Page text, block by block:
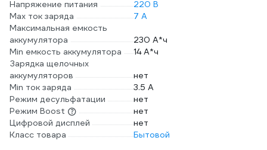
Напряжение питания
220 В
Max ток заряда
7 А
Максимальная емкость
аккумулятора
230 А*ч
Min емкость аккумулятора
14 А*ч
Зарядка щелочных
аккумуляторов
нет
Min ток заряда
3.5 А
Режим десульфатации
нет
Режим Boost
нет
Цифровой дисплей
нет
Класс товара
Бытовой